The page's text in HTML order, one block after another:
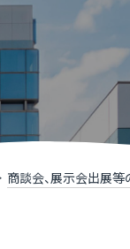
サルティング
るニュースリリース支
覧
化事業（成長支援）
ターン創業補助金
の生産性向上支援
リスキリング促進支
供ノふくい」
の開発・売込支援事業
業
策定支援事業［戦略
ェアコンペティション
商談会、展示会出展等